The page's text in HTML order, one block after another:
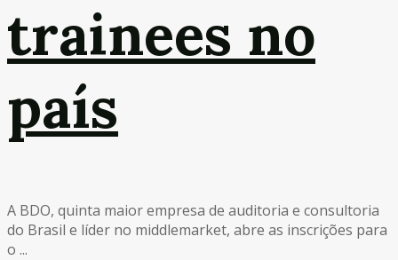
trainees no
país
A BDO, quinta maior empresa de auditoria e consultoria
do Brasil e líder no middlemarket, abre as inscrições para
o ...